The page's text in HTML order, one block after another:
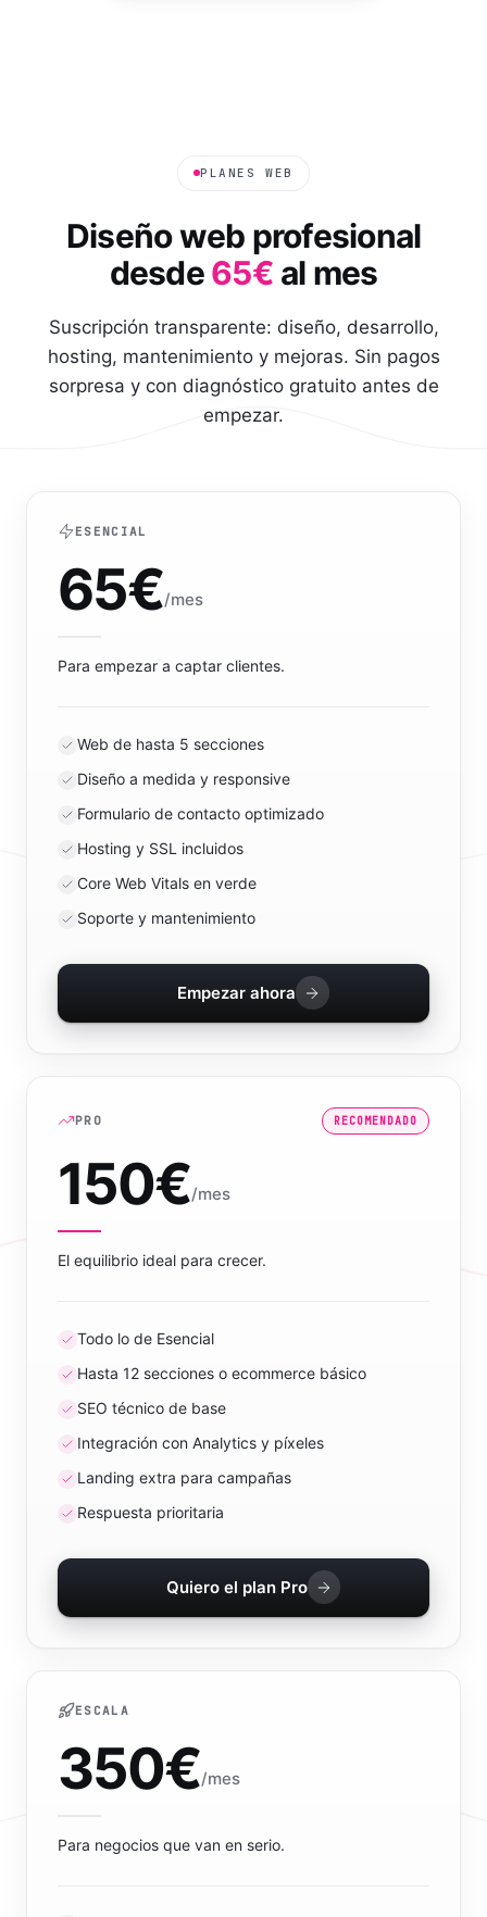
PLANES WEB
Diseño web profesional
desde 65€ al mes
Suscripción transparente: diseño, desarrollo,
hosting, mantenimiento y mejoras. Sin pagos
sorpresa y con diagnóstico gratuito antes de
empezar.
ESENCIAL
65€/mes
Para empezar a captar clientes.
Web de hasta 5 secciones
Diseño a medida y responsive
Formulario de contacto optimizado
Hosting y SSL incluidos
Core Web Vitals en verde
Soporte y mantenimiento
Empezar ahora
PRO RECOMENDADO
150€/mes
El equilibrio ideal para crecer.
Todo lo de Esencial
Hasta 12 secciones o ecommerce básico
SEO técnico de base
Integración con Analytics y píxeles
Landing extra para campañas
Respuesta prioritaria
Quiero el plan Pro
ESCALA
350€/mes
Para negocios que van en serio.